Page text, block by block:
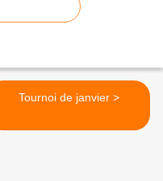
Tournoi de janvier >